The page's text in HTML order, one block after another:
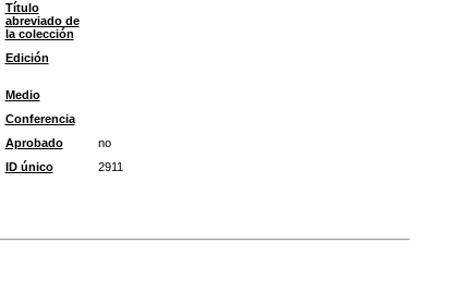
Título
abreviado de
la colección
Edición
Medio
Conferencia
Aprobado
no
ID único
2911